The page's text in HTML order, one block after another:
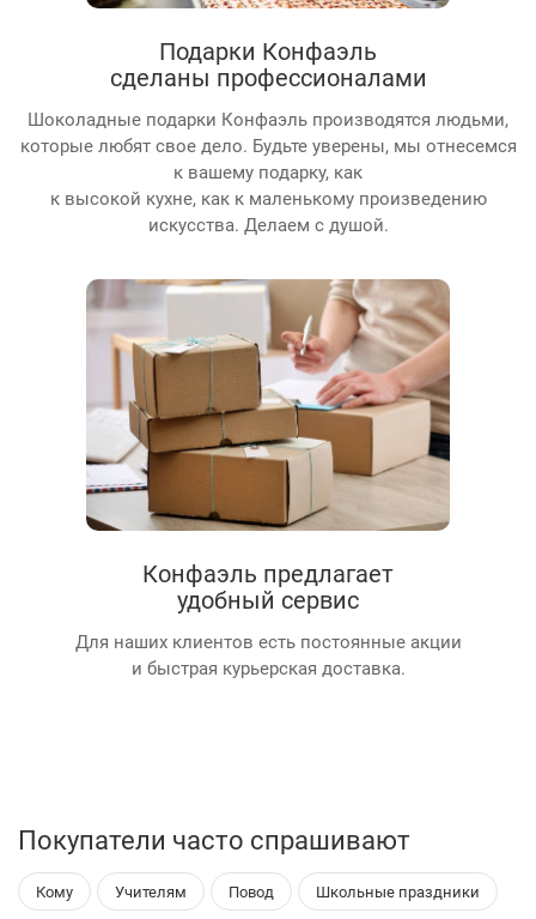
Подарки Конфаэль
сделаны профессионалами
Шоколадные подарки Конфаэль производятся людьми,
которые любят свое дело. Будьте уверены, мы отнесемся
к вашему подарку, как
к высокой кухне, как к маленькому произведению
искусства. Делаем с душой.
Конфаэль предлагает
удобный сервис
Для наших клиентов есть постоянные акции
и быстрая курьерская доставка.
Покупатели часто спрашивают
Кому Учителям Повод Школьные праздники